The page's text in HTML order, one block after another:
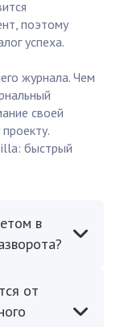
поэтому
успеха.
журнала. Чем
своей
быстрый
в
от